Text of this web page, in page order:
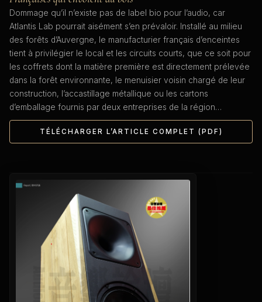
Dommage qu’il n’existe pas de label bio pour l’audio, car
Atlantis Lab pourrait aisément s’en prévaloir. Installé au milieu
des forêts d’Auvergne, le manufacturier français d’enceintes
tient à privilégier le local et les circuits courts, que ce soit pour
les coffrets dont la matière première est directement prélevée
dans la forêt environnante, le menuisier voisin chargé de leur
construction, l’accastillage métallique ou les cartons
d’emballage fournis par deux entreprises de la région…
TÉLÉCHARGER L’ARTICLE COMPLET (PDF)